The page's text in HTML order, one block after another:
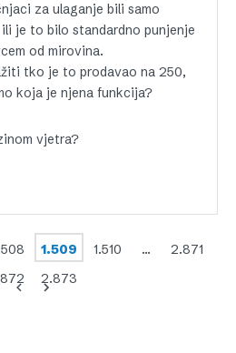
za ulaganje bili samo
je to bilo standardno punjenje
od mirovina.
tko je to prodavao na 250,
koja je njena funkcija?
vjetra?
1.509 1.510 …
2.871
2.873